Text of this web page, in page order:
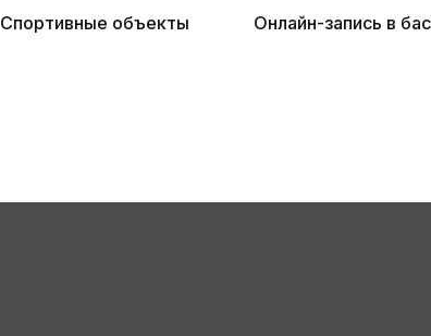
Спортивные объекты Онлайн-запись в